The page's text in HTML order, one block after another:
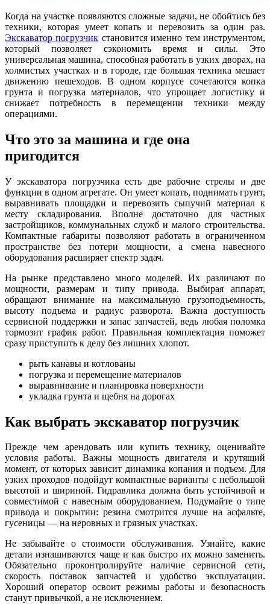
Когда на участке появляются сложные задачи, не обойтись без
техники, которая умеет копать и перевозить за один раз.
Экскаватор погрузчик становится именно тем инструментом,
который позволяет сэкономить время и силы. Это
универсальная машина, способная работать в узких дворах, на
холмистых участках и в городе, где большая техника мешает
движению пешеходов. В одном корпусе сочетаются копка
грунта и погрузка материалов, что упрощает логистику и
снижает потребность в перемещении техники между
операциями.
Что это за машина и где она
пригодится
У экскаватора погрузчика есть две рабочие стрелы и две
функции в одном агрегате. Он умеет копать, поднимать грунт,
выравнивать площадки и перевозить сыпучий материал к
месту складирования. Вполне достаточно для частных
застройщиков, коммунальных служб и малого строительства.
Компактные габариты позволяют работать в ограниченном
пространстве без потери мощности, а смена навесного
оборудования расширяет спектр задач.
На рынке представлено много моделей. Их различают по
мощности, размерам и типу привода. Выбирая аппарат,
обращают внимание на максимальную грузоподъемность,
высоту подъема и радиус разворота. Важна доступность
сервисной поддержки и запас запчастей, ведь любая поломка
тормозит график работ. Правильная комплектация поможет
сразу приступить к делу без лишних хлопот.
рыть канавы и котлованы
погрузка и перемещение материалов
выравнивание и планировка поверхности
укладка грунта и щебня на дорогах
Как выбрать экскаватор погрузчик
Прежде чем арендовать или купить технику, оценивайте
условия работы. Важны мощность двигателя и крутящий
момент, от которых зависит динамика копания и подъем. Для
узких проходов подойдут компактные варианты с небольшой
высотой и шириной. Гидравлика должна быть устойчивой и
совместимой с навесным оборудованием. Подумайте о типе
привода и покрытии: резина смотрится лучше на асфальте,
гусеницы — на неровных и грязных участках.
Не забывайте о стоимости обслуживания. Узнайте, какие
детали изнашиваются чаще и как быстро их можно заменить.
Обязательно проконтролируйте наличие сервисной сети,
скорость поставок запчастей и удобство эксплуатации.
Хороший оператор освоит режимы работы и безопасность
станут привычкой, а не исключением.